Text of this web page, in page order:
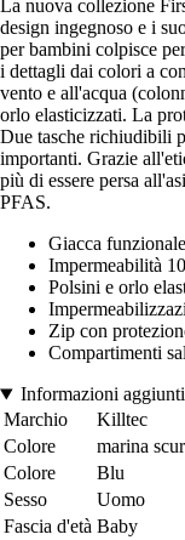
La nuova collezione
design ingegnoso e i
per bambini colpisce
i dettagli dai colori a
vento e all'acqua
orlo elasticizzati. La
Due tasche richiudibili
importanti. Grazie
più di essere persa
PFAS.
Giacca
Impermeabilità
Polsini e orlo
Zip con
Compartimenti
Informazioni
Marchio
Killtec
Colore
marina
Colore
Blu
Sesso
Uomo
Fascia d'età Baby